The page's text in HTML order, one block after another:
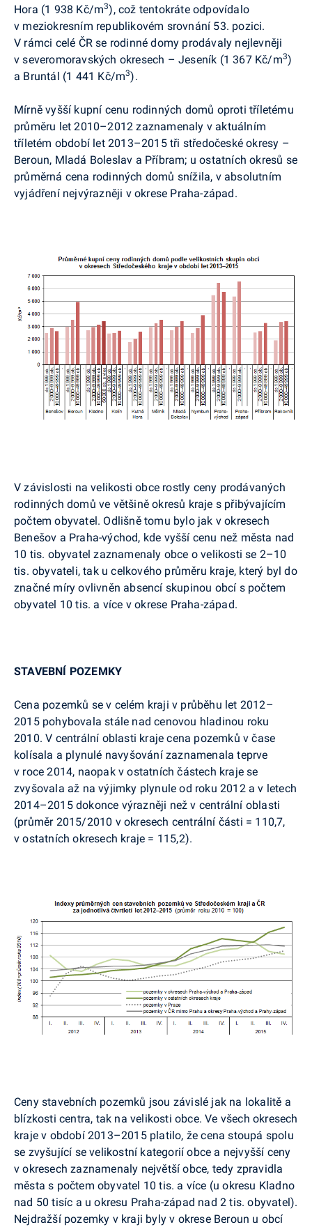
Hora (1 938 Kč/m3), což tentokráte odpovídalo
v meziokresním republikovém srovnání 53. pozici.
V rámci celé ČR se rodinné domy prodávaly nejlevněji
v severomoravských okresech – Jeseník (1 367 Kč/m3)
a Bruntál (1 441 Kč/m3).
Mírně vyšší kupní cenu rodinných domů oproti tříletému
průměru let 2010–2012 zaznamenaly v aktuálním
tříletém období let 2013–2015 tři středočeské okresy –
Beroun, Mladá Boleslav a Příbram; u ostatních okresů se
průměrná cena rodinných domů snížila, v absolutním
vyjádření nejvýrazněji v okrese Praha-západ.
V závislosti na velikosti obce rostly ceny prodávaných
rodinných domů ve většině okresů kraje s přibývajícím
počtem obyvatel. Odlišně tomu bylo jak v okresech
Benešov a Praha-východ, kde vyšší cenu než města nad
10 tis. obyvatel zaznamenaly obce o velikosti se 2–10
tis. obyvateli, tak u celkového průměru kraje, který byl do
značné míry ovlivněn absencí skupinou obcí s počtem
obyvatel 10 tis. a více v okrese Praha-západ.
STAVEBNÍ POZEMKY
Cena pozemků se v celém kraji v průběhu let 2012–
2015 pohybovala stále nad cenovou hladinou roku
2010. V centrální oblasti kraje cena pozemků v čase
kolísala a plynulé navyšování zaznamenala teprve
v roce 2014, naopak v ostatních částech kraje se
zvyšovala až na výjimky plynule od roku 2012 a v letech
2014–2015 dokonce výrazněji než v centrální oblasti
(průměr 2015/2010 v okresech centrální části = 110,7,
v ostatních okresech kraje = 115,2).
Ceny stavebních pozemků jsou závislé jak na lokalitě a
blízkosti centra, tak na velikosti obce. Ve všech okresech
kraje v období 2013–2015 platilo, že cena stoupá spolu
se zvyšující se velikostní kategorií obce a nejvyšší ceny
v okresech zaznamenaly největší obce, tedy zpravidla
města s počtem obyvatel 10 tis. a více (u okresu Kladno
nad 50 tisíc a u okresu Praha-západ nad 2 tis. obyvatel).
Nejdražší pozemky v kraji byly v okrese Beroun u obcí